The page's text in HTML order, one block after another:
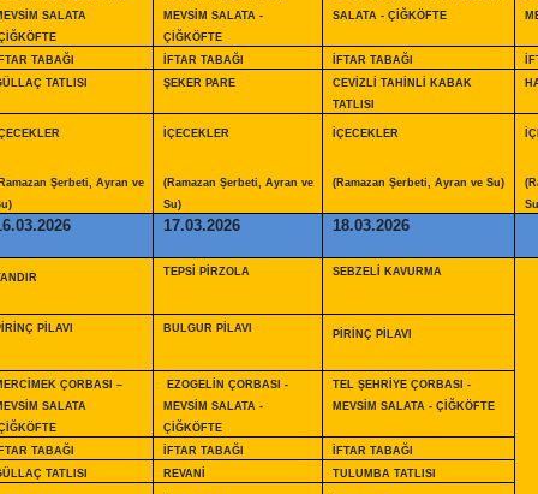
SALATA
MEVSİM SALATA -
ÇİĞKÖFTE
SALATA - ÇİĞKÖFTE
TABAĞI İFTAR TABAĞI İFTAR TABAĞI
TATLISI
ŞEKER PARE
CEVİZLİ TAHİNLİ KABAK
TATLISI
Şerbeti, Ayran ve
İÇECEKLER
(Ramazan Şerbeti, Ayran ve
Su)
İÇECEKLER
(Ramazan Şerbeti, Ayran ve Su)
17.03.2026 18.03.2026
TEPSİ PİRZOLA SEBZELİ KAVURMA
PİLAVI BULGUR PİLAVI PİRİNÇ PİLAVI
ÇORBASI –
SALATA
EZOGELİN ÇORBASI -
MEVSİM SALATA -
ÇİĞKÖFTE
TEL ŞEHRİYE ÇORBASI -
MEVSİM SALATA - ÇİĞKÖFTE
TABAĞI İFTAR TABAĞI
İFTAR TABAĞI
TATLISI
REVANİ TULUMBA TATLISI